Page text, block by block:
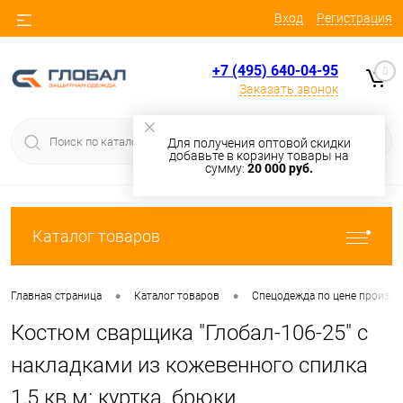
Вход Регистрация
+7 (495) 640-04-95
Заказать звонок
0
Для получения оптовой скидки
добавьте в корзину товары на
сумму: 20 000 руб.
Каталог товаров
Главная страница • Каталог товаров • Cпецодежда по цене
Костюм сварщика "Глобал-106-25" с
накладками из кожевенного спилка
1,5 кв.м: куртка, брюки